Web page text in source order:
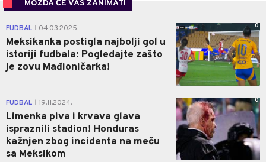
MOŽDA ĆE VAS ZANIMATI
FUDBAL 04.03.2025.
Meksikanka postigla najbolji gol u
istoriji fudbala: Pogledajte zašto
je zovu Mađioničarka!
0
FUDBAL 19.11.2024.
Limenka piva i krvava glava
ispraznili stadion! Honduras
kažnjen zbog incidenta na meču
sa Meksikom
0